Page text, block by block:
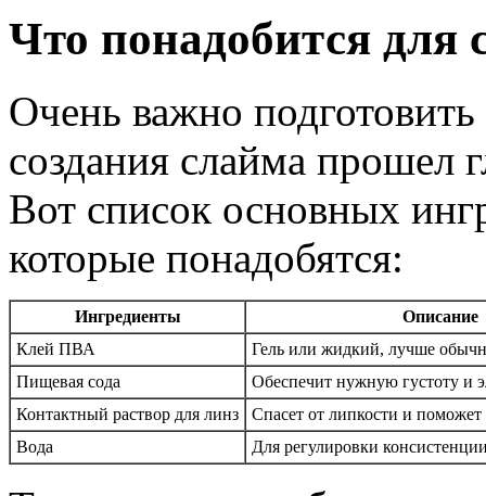
Что понадобится для
Очень важно
создания слайма прошел
Вот список основных
которые понадобятся:
Ингредиенты
Описание
Клей ПВА
Гель или жидкий, лучше
Пищевая сода
Обеспечит нужную густоту и
Контактный раствор для линз
Спасет от липкости и поможет
Вода
Для регулировки